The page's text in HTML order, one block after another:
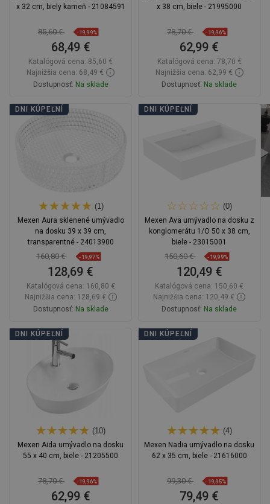
x 32 cm, biely kameň - 21084591
85,60 € -19,99%
68,49 €
Katalógová cena: 85,60 €
Najnižšia cena: 68,49 €
Dostupnosť: Na sklade
Do košíka
favorite_border Obľúbené
Porovnaj
x 38 cm, biele - 21995000
78,70 € -19,96%
62,99 €
Katalógová cena: 78,70 €
Najnižšia cena: 62,99 €
Dostupnosť: Na sklade
Do košíka
DNI KÚPEĽNÍ
(1)
Mexen Aura sklenené umývadlo
na dosku 39 x 39 cm,
transparentné - 24013900
160,80 € -19,97%
128,69 €
Katalógová cena: 160,80 €
Najnižšia cena: 128,69 €
Dostupnosť: Na sklade
Do košíka
Obľúbené
Porovnaj
DNI KÚPEĽNÍ
(0)
Mexen Ava umývadlo na dosku z
konglomerátu 1/O 50 x 38 cm,
biele - 23015001
150,60 € -19,99%
120,49 €
Katalógová cena: 150,60 €
Najnižšia cena: 120,49 €
Dostupnosť: Na sklade
Do košíka
DNI KÚPEĽNÍ
(10)
Mexen Aida umývadlo na dosku
55 x 40 cm, biele - 21205500
78,70 € -19,96%
62,99 €
DNI KÚPEĽNÍ
(4)
Mexen Nadia umývadlo na dosku
62 x 35 cm, biele - 21616000
99,30 € -19,95%
79,49 €